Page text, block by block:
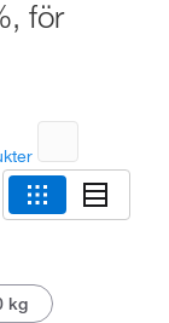
för
kg